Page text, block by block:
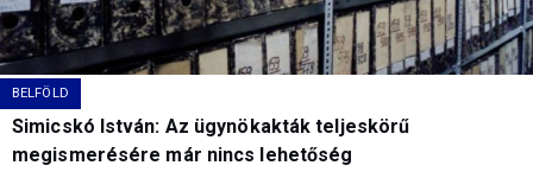
BELFÖLD
Simicskó István: Az ügynökakták teljeskörű
megismerésére már nincs lehetőség